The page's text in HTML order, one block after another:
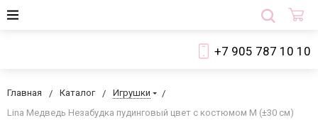
+7 905 787 10 10
Главная Каталог
Игрушки
Lina Медведь Незабудка пудинговый цвет с костюмом M (±30 см)